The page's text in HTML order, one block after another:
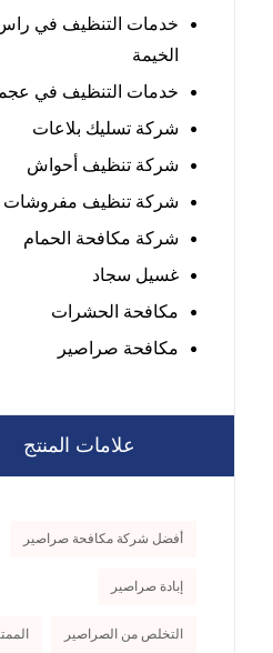
خدمات التنظيف في
الخيمة
خدمات التنظيف في
شركة تسليك بلاعات
شركة تنظيف أحواش
شركة تنظيف مفروشات
شركة مكافحة الحمام
غسيل سجاد
مكافحة الحشرات
مكافحة صراصير
علامات المنتج
أفضل شركة مكافحة صراصير
إبادة صراصير
التخلص من الصراصير